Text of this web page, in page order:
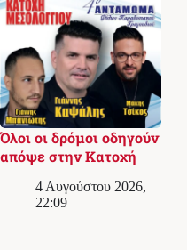
Όλοι οι δρόμοι οδηγούν
απόψε στην Κατοχή
4 Αυγούστου 2026,
22:09